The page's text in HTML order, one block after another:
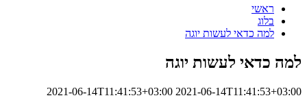
ראשי
בלוג
למה כדאי לעשות יוגה
למה כדאי לעשות יוגה
2021-06-14T11:41:53+03:00 2021-06-14T11:41:53+03:00